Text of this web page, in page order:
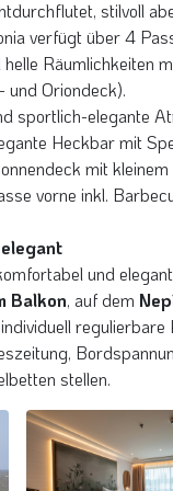
Budapest in der
©Mapics -
Luftbild von
Österreich
© Tomas Marek -
stilvoll
verfügt über 4
Räumlichkeiten
und Oriondeck).
sportlich-elegante
Heckbar mit
mit
vorne inkl.
und
Balkon, auf dem
regulierbare
stellen.